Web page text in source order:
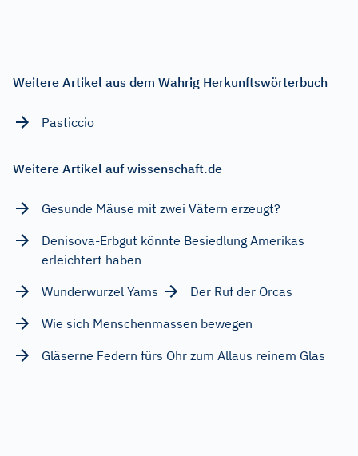
Weitere Artikel aus dem Wahrig Herkunftswörterbuch
Pasticcio
Weitere Artikel auf wissenschaft.de
Gesunde Mäuse mit zwei Vätern erzeugt?
Denisova-Erbgut könnte Besiedlung Amerikas
erleichtert haben
Wunderwurzel Yams
Der Ruf der Orcas
Wie sich Menschenmassen bewegen
Gläserne Federn fürs Ohr zum Allaus reinem Glas